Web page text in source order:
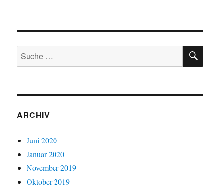
Suche
nach:
ARCHIV
Juni 2020
Januar 2020
November 2019
Oktober 2019